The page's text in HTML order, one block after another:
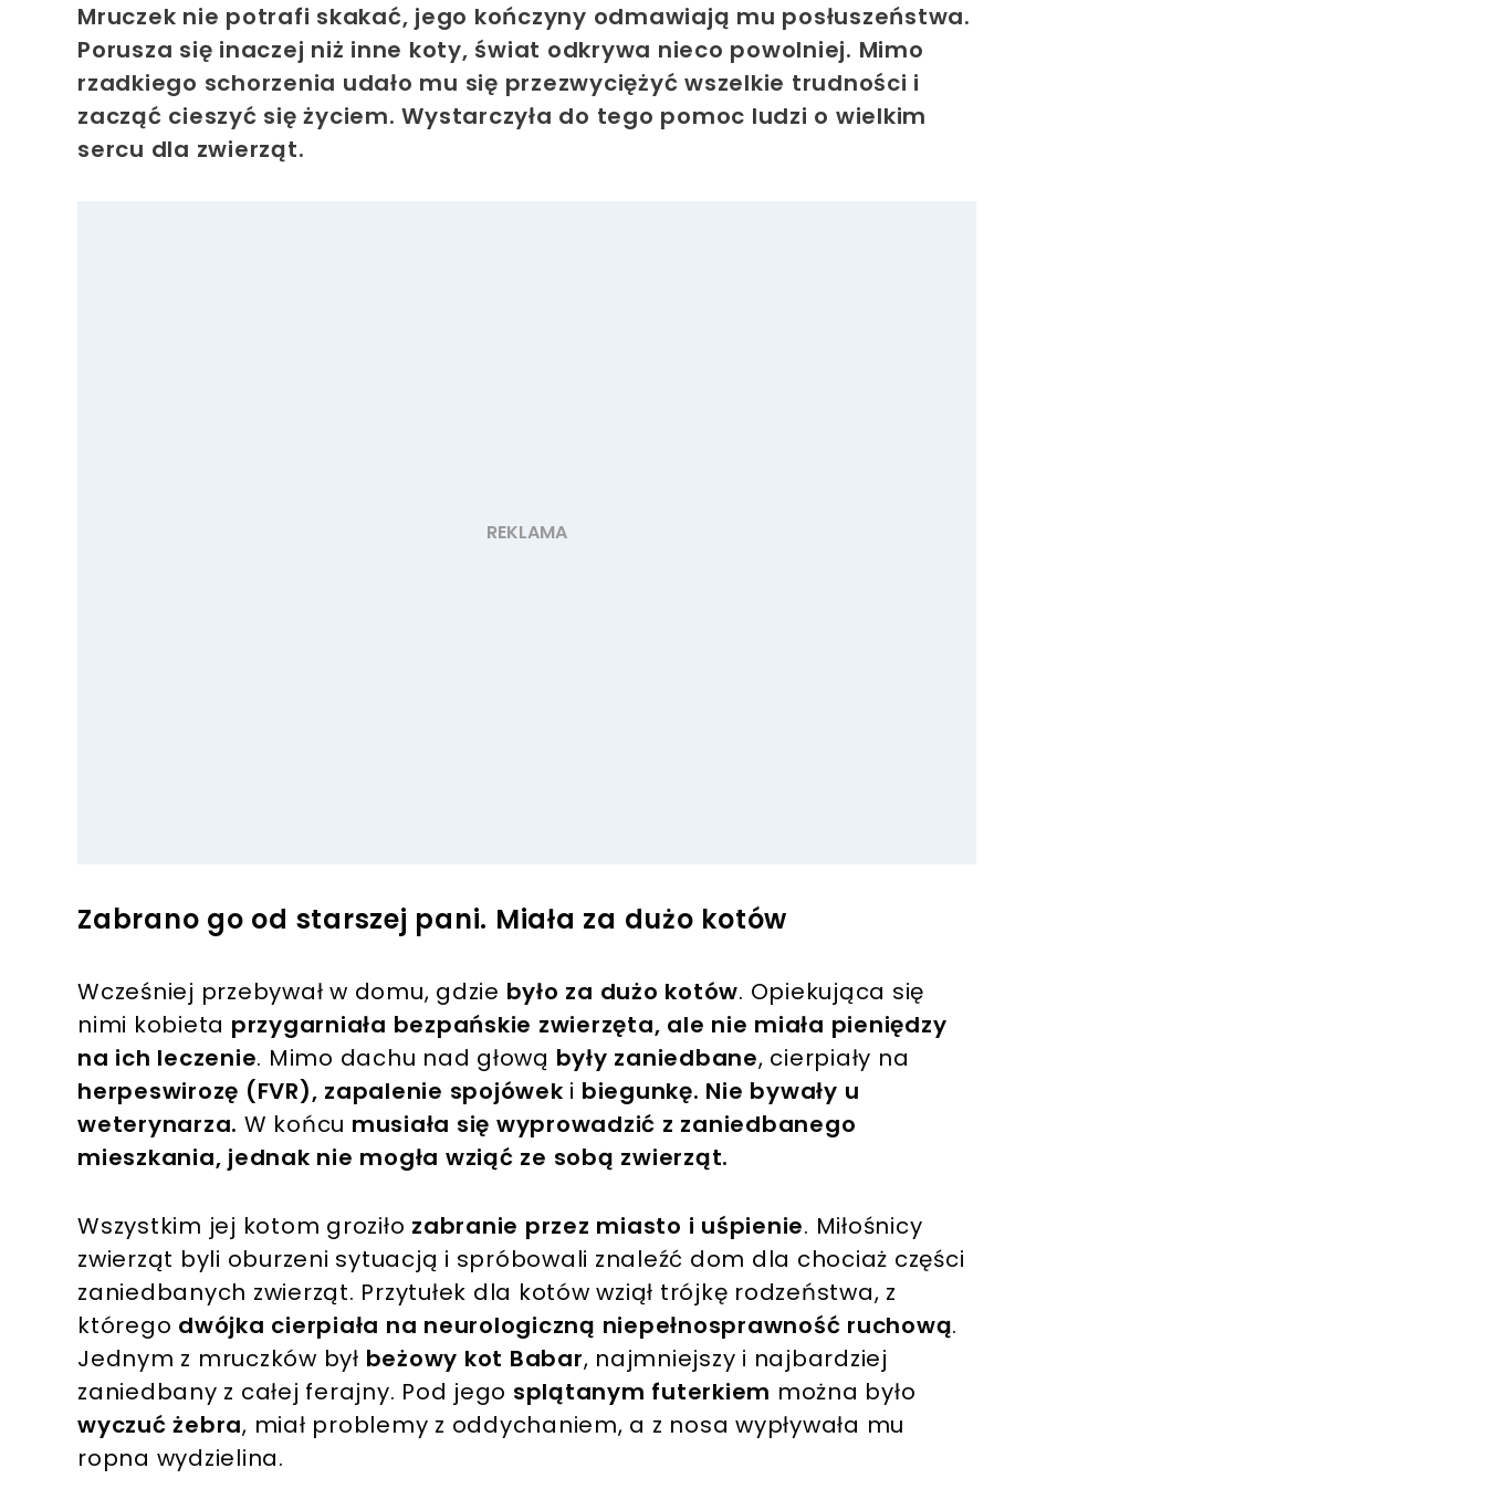
Mruczek nie potrafi skakać, jego kończyny odmawiają mu posłuszeństwa.
Porusza się inaczej niż inne koty, świat odkrywa nieco powolniej. Mimo
rzadkiego schorzenia udało mu się przezwyciężyć wszelkie trudności i
zacząć cieszyć się życiem. Wystarczyła do tego pomoc ludzi o wielkim
sercu dla zwierząt.
Zabrano go od starszej pani. Miała za dużo kotów
Wcześniej przebywał w domu, gdzie było za dużo kotów. Opiekująca się
nimi kobieta przygarniała bezpańskie zwierzęta, ale nie miała pieniędzy
na ich leczenie. Mimo dachu nad głową były zaniedbane, cierpiały na
herpeswirozę (FVR), zapalenie spojówek i biegunkę. Nie bywały u
weterynarza. W końcu musiała się wyprowadzić z zaniedbanego
mieszkania, jednak nie mogła wziąć ze sobą zwierząt.
Wszystkim jej kotom groziło zabranie przez miasto i uśpienie. Miłośnicy
zwierząt byli oburzeni sytuacją i spróbowali znaleźć dom dla chociaż części
zaniedbanych zwierząt. Przytułek dla kotów wziął trójkę rodzeństwa, z
którego dwójka cierpiała na neurologiczną niepełnosprawność ruchową.
Jednym z mruczków był beżowy kot Babar, najmniejszy i najbardziej
zaniedbany z całej ferajny. Pod jego splątanym futerkiem można było
wyczuć żebra, miał problemy z oddychaniem, a z nosa wypływała mu
ropna wydzielina.